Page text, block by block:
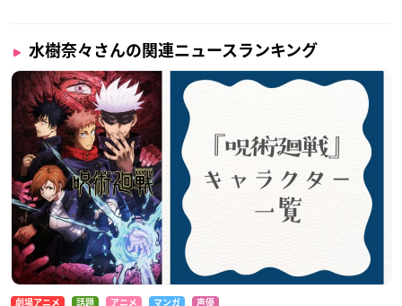
水樹奈々さんの関連ニュースランキング
劇場アニメ 話題 アニメ マンガ 声優